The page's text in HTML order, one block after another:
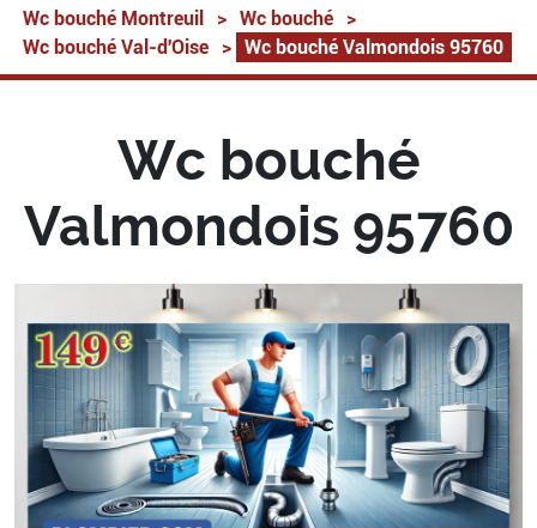
Wc bouché Montreuil > Wc bouché
>
Wc bouché Val-d'Oise
> Wc bouché Valmondois 95760
Wc bouché
Valmondois 95760